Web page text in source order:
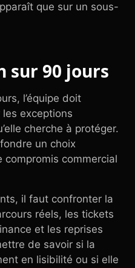
que sur un sous-
sur 90 jours
l’équipe doit
exceptions
cherche à protéger.
un choix
compromis commercial
il faut confronter la
réels, les tickets
et les reprises
de savoir si la
en lisibilité ou si elle